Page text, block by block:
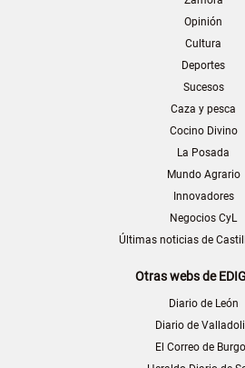
Opinión
Cultura
Deportes
Sucesos
Caza y pesca
Cocino Divino
La Posada
Mundo Agrario
Innovadores
Negocios CyL
Últimas noticias de
Otras webs de
Diario de León
Diario de
El Correo de